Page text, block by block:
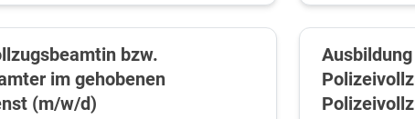
bzw.
im gehobenen
(m/w/d)